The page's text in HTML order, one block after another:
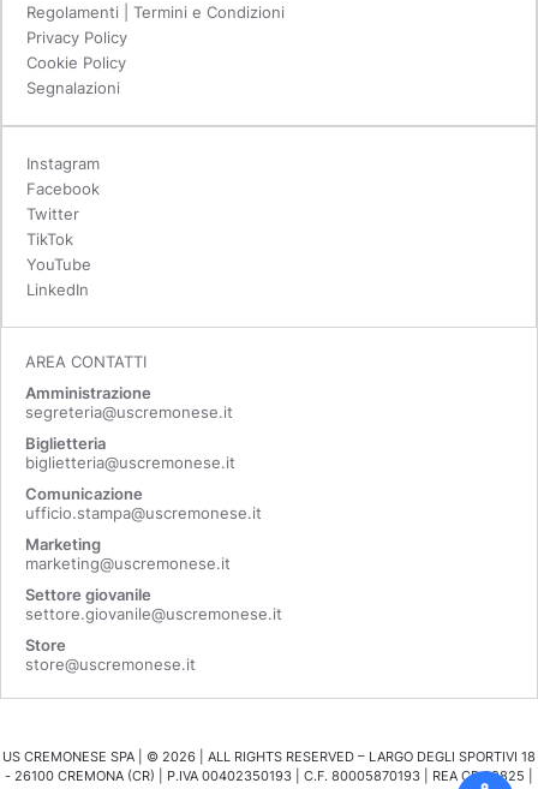
Regolamenti | Termini e Condizioni
Privacy Policy
Cookie Policy
Segnalazioni
Instagram
Facebook
Twitter
TikTok
YouTube
LinkedIn
AREA CONTATTI
Amministrazione
segreteria@uscremonese.it
Biglietteria
biglietteria@uscremonese.it
Comunicazione
ufficio.stampa@uscremonese.it
Marketing
marketing@uscremonese.it
Settore giovanile
settore.giovanile@uscremonese.it
Store
store@uscremonese.it
US CREMONESE SPA | © 2026 | ALL RIGHTS RESERVED – LARGO DEGLI SPORTIVI 18
- 26100 CREMONA (CR) | P.IVA 00402350193 | C.F. 80005870193 | REA CR 98825 |